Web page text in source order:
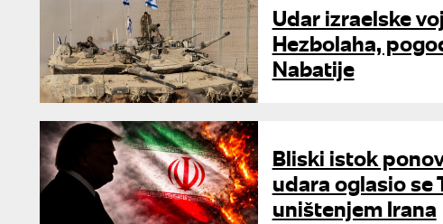
Udar izraelske
Hezbolaha,
Nabatije
Bliski istok
udara oglasio
uništenjem Irana